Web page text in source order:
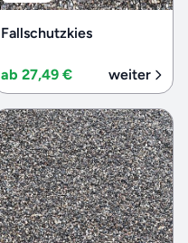
Fallschutzkies
ab 27,49 € weiter